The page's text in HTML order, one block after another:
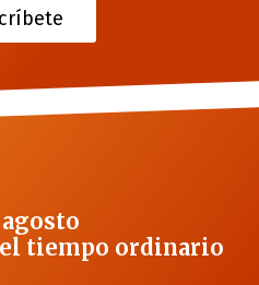
tiempo ordinario